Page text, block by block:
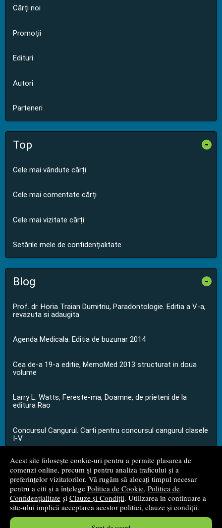
Acest site folosește cookie-uri pentru a permite plasarea de
comenzi online, precum și pentru analiza traficului și a
preferințelor vizitatorilor. Vă rugăm să alocați timpul necesar
pentru a citi și a înțelege Politica de Cookie, Politica de
Confidențialitate și Clauze și Condiții. Utilizarea în continuare a
site-ului implică acceptarea acestor politici, clauze și condiții.
Cărți noi
Promoții
Edituri
Autori
Parteneri
Top -
Cele mai vândute cărți
Cele mai comentate cărți
Cele mai vizitate cărți
Setările mele de confidențialitate
Blog -
Prof. dr. Horia Traian Dumitriu, Paradontologie. Editia a V-a,
revazuta si adaugita
Agenda Medicala. Editia de buzunar 2014
Cea de-a 19-a editie, MemoMed 2013 structurat in doua
volume
Larry L. Watts, Fereste-ma, Doamne, de prieteni de la
editura Rao
Concursul Cangurul. Carti pentru concursul cangurul clasele
I-V
...toate știrile
© 2008 - 2026S.C. M.G. Net Distribution S.R.L.
Magazin onlinecreat deVital Soft